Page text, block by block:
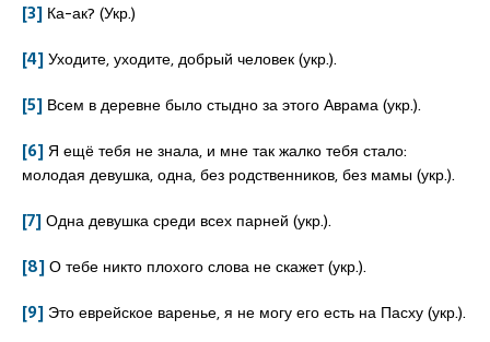
[3] Ка-ак? (Укр.)
[4]Уходите, уходите, добрый человек (укр.).
[5] Всем в деревне было стыдно за этого Аврама (укр.).
[6]Я ещё тебя не знала, и мне так жалко тебя стало:
молодая девушка, одна, без родственников, без мамы (укр.).
[7]Одна девушка среди всех парней (укр.).
[8]О тебе никто плохого слова не скажет (укр.).
[9] Это еврейское варенье, я не могу его есть на Пасху (укр.).